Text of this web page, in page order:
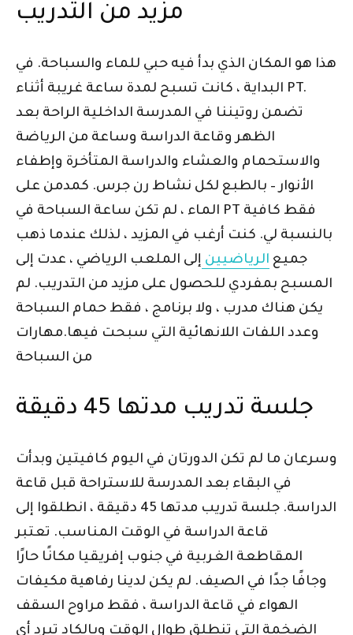
مزيد من التدريب
هذا هو المكان الذي بدأ فيه حبي للماء والسباحة. في
البداية ، كانت تسبح لمدة ساعة غريبة أثناء PT.
تضمن روتيننا في المدرسة الداخلية الراحة بعد
الظهر وقاعة الدراسة وساعة من الرياضة
والاستحمام والعشاء والدراسة المتأخرة وإطفاء
الأنوار – بالطبع لكل نشاط رن جرس. كمدمن على
الماء ، لم تكن ساعة السباحة في PT فقط كافية
بالنسبة لي. كنت أرغب في المزيد ، لذلك عندما ذهب
جميع الرياضيين إلى الملعب الرياضي ، عدت إلى
المسبح بمفردي للحصول على مزيد من التدريب. لم
يكن هناك مدرب ، ولا برنامج ، فقط حمام السباحة
وعدد اللفات اللانهائية التي سبحت فيها.مهارات
من السباحة
جلسة تدريب مدتها 45 دقيقة
وسرعان ما لم تكن الدورتان في اليوم كافيتين وبدأت
في البقاء بعد المدرسة للاستراحة قبل قاعة
الدراسة. جلسة تدريب مدتها 45 دقيقة ، انطلقوا إلى
قاعة الدراسة في الوقت المناسب. تعتبر
المقاطعة الغربية في جنوب إفريقيا مكانًا حارًا
وجافًا جدًا في الصيف. لم يكن لدينا رفاهية مكيفات
الهواء في قاعة الدراسة ، فقط مراوح السقف
الضخمة التي تنطلق طوال الوقت وبالكاد تبرد أي